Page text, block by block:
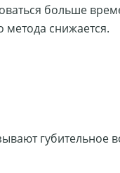
больше
метода снижается.
губительное